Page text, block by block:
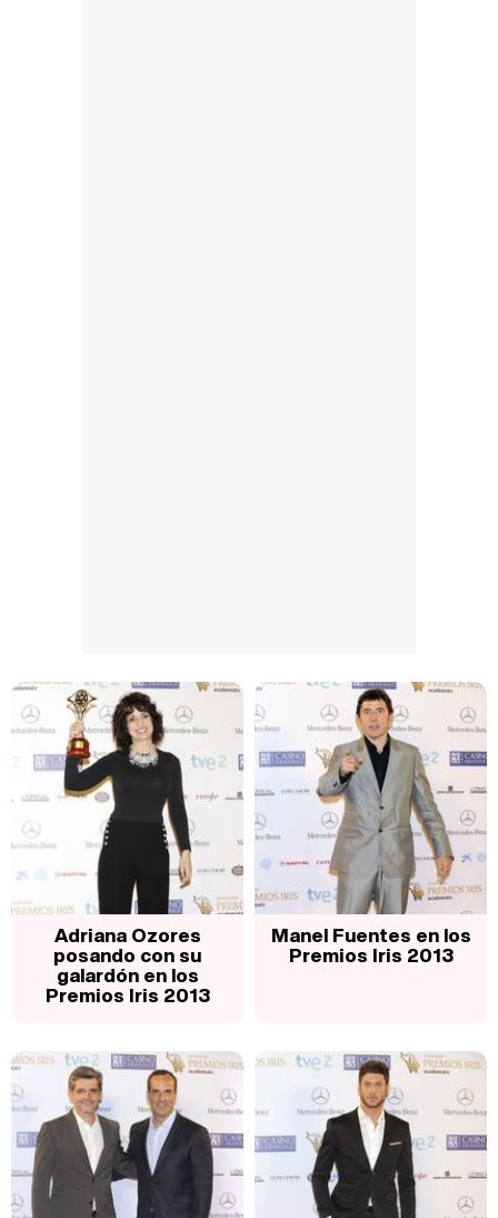
Adriana Ozores
posando con su
galardón en los
Premios Iris 2013
Manel Fuentes en los
Premios Iris 2013